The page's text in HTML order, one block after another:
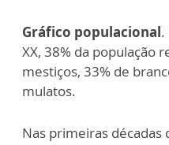
Gráfico populacional.
XX, 38% da população
mestiços, 33% de
mulatos.
Nas primeiras décadas